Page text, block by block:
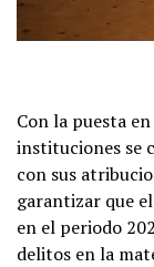
Con la puesta
instituciones se
con sus
garantizar que
en el periodo
delitos en la